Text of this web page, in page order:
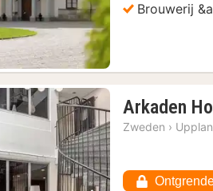
Brouwerij
Arkaden
Zweden ›